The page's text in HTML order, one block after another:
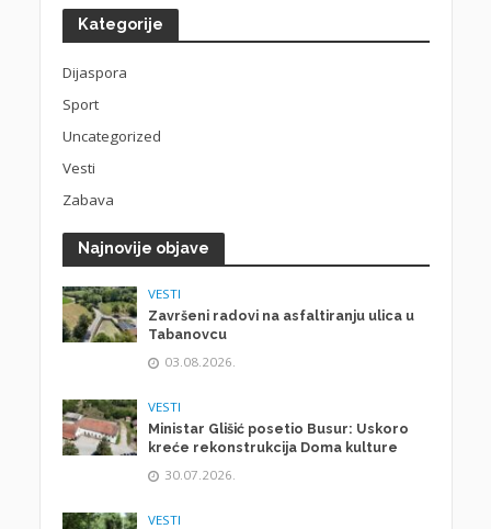
Kategorije
Dijaspora
Sport
Uncategorized
Vesti
Zabava
Najnovije objave
VESTI
Završeni radovi na asfaltiranju ulica u
Tabanovcu
03.08.2026.
VESTI
Ministar Glišić posetio Busur: Uskoro
kreće rekonstrukcija Doma kulture
30.07.2026.
VESTI